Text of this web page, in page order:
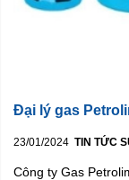
Đại lý gas
23/01/2024 TIN TỨC
Công ty Gas